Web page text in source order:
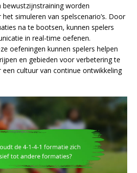
bewustzijnstraining worden
simuleren van spelscenario’s. Door
na te bootsen, kunnen spelers
in real-time oefenen.
oefeningen kunnen spelers helpen
en gebieden voor verbetering te
cultuur van continue ontwikkeling